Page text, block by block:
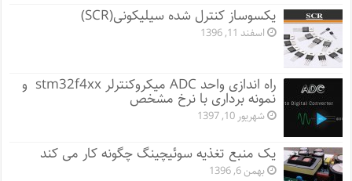
یکسوساز کنترل شده سیلیکونی(SCR)
اسفند 11, 1396
راه اندازی واحد ADC میکروکنترلر stm32f4xx و
نمونه برداری با نرخ مشخص
شهریور 10, 1397
یک منبع تغذیه سوئیچینگ چگونه کار می کند
بهمن 6, 1396